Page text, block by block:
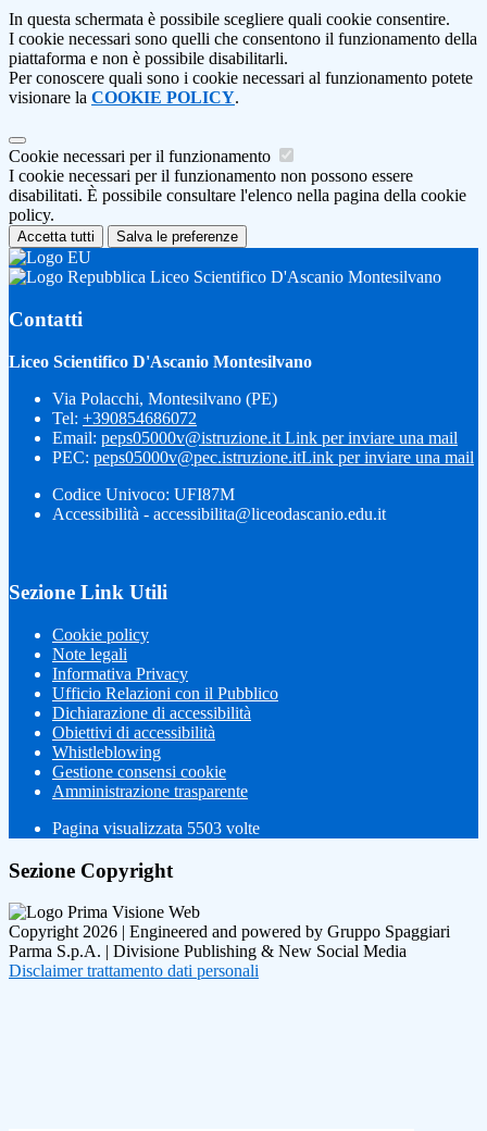
In questa schermata è possibile scegliere quali cookie consentire.
I cookie necessari sono quelli che consentono il funzionamento della
piattaforma e non è possibile disabilitarli.
Per conoscere quali sono i cookie necessari al funzionamento potete
visionare la COOKIE POLICY.
Cookie necessari per il funzionamento
I cookie necessari per il funzionamento non possono essere
disabilitati. È possibile consultare l'elenco nella pagina della cookie
policy.
Accetta tutti Salva le preferenze
Liceo Scientifico D'Ascanio Montesilvano
Contatti
Liceo Scientifico D'Ascanio Montesilvano
Via Polacchi, Montesilvano (PE)
Tel: +390854686072
Email: peps05000v@istruzione.it Link per inviare una mail
PEC: peps05000v@pec.istruzione.itLink per inviare una mail
Codice Univoco: UFI87M
Accessibilità - accessibilita@liceodascanio.edu.it
Sezione Link Utili
Cookie policy
Note legali
Informativa Privacy
Ufficio Relazioni con il Pubblico
Dichiarazione di accessibilità
Obiettivi di accessibilità
Whistleblowing
Gestione consensi cookie
Amministrazione trasparente
Pagina visualizzata 5503 volte
Sezione Copyright
Copyright 2026 | Engineered and powered by Gruppo Spaggiari
Parma S.p.A. | Divisione Publishing & New Social Media
Disclaimer trattamento dati personali